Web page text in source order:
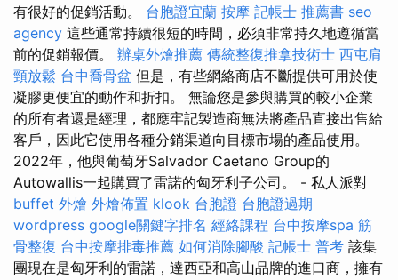
有很好的促銷活動。 台胞證宜蘭 按摩 記帳士 推薦書 seo
agency 這些通常持續很短的時間，必須非常持久地遵循當
前的促銷報價。 辦桌外燴推薦 傳統整復推拿技術士 西屯肩
頸放鬆 台中喬骨盆 但是，有些網絡商店不斷提供可用於使
凝膠更便宜的動作和折扣。 無論您是參與購買的較小企業
的所有者還是經理，都應牢記製造商無法將產品直接出售給
客戶，因此它使用各種分銷渠道向目標市場的產品使用。
2022年，他與葡萄牙Salvador Caetano Group的
Autowallis一起購買了雷諾的匈牙利子公司。 - 私人派對
buffet 外燴 外燴佈置 klook 台胞證 台胞證過期
wordpress google關鍵字排名 經絡課程 台中按摩spa 筋
骨整復 台中按摩排毒推薦 如何消除腳酸 記帳士 普考 該集
團現在是匈牙利的雷諾，達西亞和高山品牌的進口商，擁有